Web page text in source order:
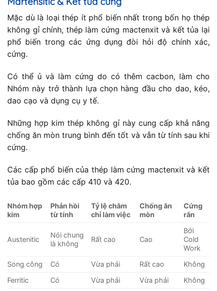
Mặc dù là loại thép ít phổ biến nhất trong bốn họ thép
không gỉ chính, thép làm cứng mactenxit và kết tủa lại
phổ biến trong các ứng dụng đòi hỏi độ chính xác,
cứng.
Có thể ủ và làm cứng do có thêm cacbon, làm cho
Nhóm này trở thành lựa chọn hàng đầu cho dao, kéo,
dao cạo và dụng cụ y tế.
Những hợp kim thép không gỉ này cung cấp khả năng
chống ăn mòn trung bình đến tốt và vẫn từ tính sau khi
cứng.
Các cấp phổ biến của thép làm cứng mactenxit và kết
tủa bao gồm các cấp 410 và 420.
Nhóm hợp
kim
Phản hồi
từ tính
Tỷ lệ chăm
chỉ làm việc
Chống ăn
mòn
Cứng
rắn
Austenitic
Nói chung
là không
Rất cao Cao
Bởi
Cold
Work
Song công
Có Vừa phải Rất cao
Không
Ferritic
Có Vừa phải Vừa phải Không